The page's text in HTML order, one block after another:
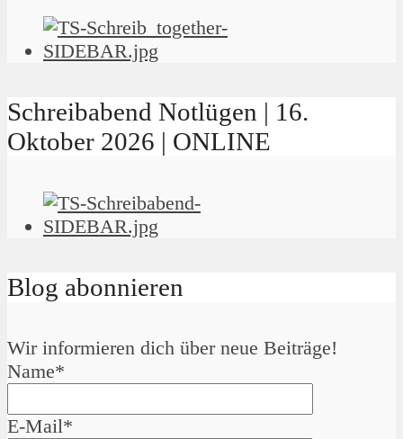
Schreibabend Notlügen | 16.
Oktober 2026 | ONLINE
Blog abonnieren
Wir informieren dich über neue Beiträge!
Name*
E-Mail*